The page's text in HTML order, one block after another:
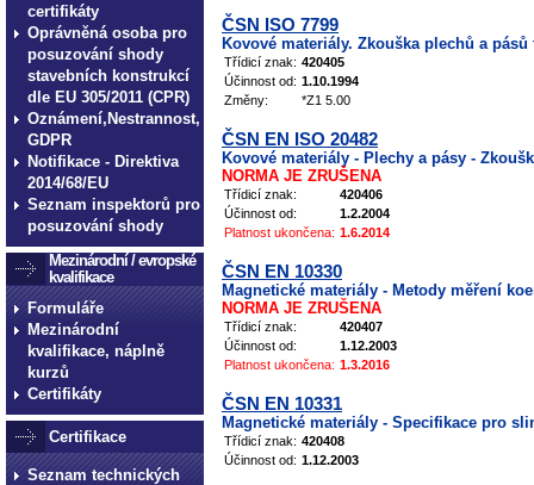
certifikáty
Oprávněná osoba pro
posuzování shody
stavebních konstrukcí
dle EU 305/2011 (CPR)
Oznámení,Nestrannost,
GDPR
Notifikace - Direktiva
2014/68/EU
Seznam inspektorů pro
posuzování shody
Mezinárodní / evropské
kvalifikace
Formuláře
Mezinárodní
kvalifikace, náplně
kurzů
Certifikáty
Certifikace
Seznam technických
ČSN ISO 7799
Kovové materiály. Zkouška plechů a
Třídicí znak: 420405
Účinnost od: 1.10.1994
Změny:
*Z1 5.00
ČSN EN ISO 20482
Kovové materiály - Plechy a pásy -
NORMA JE ZRUŠENA
Třídicí znak:
420406
Účinnost od:
1.2.2004
Platnost ukončena: 1.6.2014
ČSN EN 10330
Magnetické materiály - Metody měření
NORMA JE ZRUŠENA
Třídicí znak:
420407
Účinnost od:
1.12.2003
Platnost ukončena: 1.3.2016
ČSN EN 10331
Magnetické materiály - Specifikace pro
Třídicí znak: 420408
Účinnost od: 1.12.2003